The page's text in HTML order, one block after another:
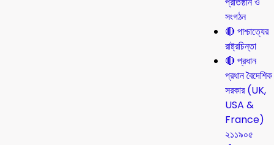
সংগঠন
🔴 পাশ্চাত্যের
রাষ্ট্রচিন্তা
🔴 প্রধান
প্রধান বৈদেশিক
সরকার (UK,
USA &
France)
২১১৯০৫